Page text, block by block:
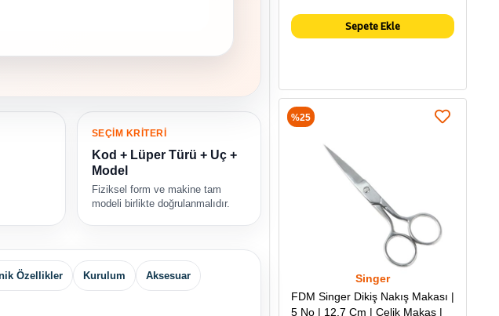
SEÇİM KRİTERİ
Kod + Lüper Türü + Uç +
Model
Fiziksel form ve makine tam
modeli birlikte doğrulanmalıdır.
Özellikler Kurulum Aksesuar
Sepete Ekle
Singer
FDM Singer Dikiş Nakış Makası |
5 No | 12.7 Cm | Çelik Makas |
%25